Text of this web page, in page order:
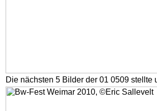
Die nächsten 5 Bilder der 01 0509 stellte